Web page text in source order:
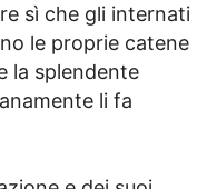
sì che gli internati
le proprie catene
la splendente
li fa